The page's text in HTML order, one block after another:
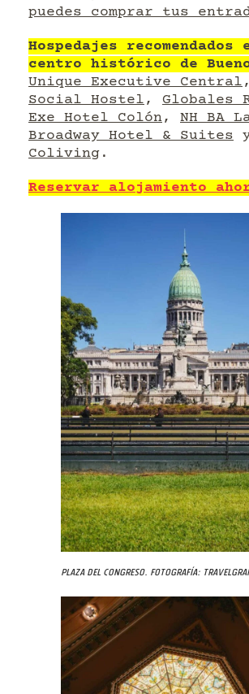
puedes comprar tus
Hospedajes recomendados
centro histórico de
Unique Executive Central
Social Hostel, Globales
Exe Hotel Colón, NH BA
Broadway Hotel & Suites
Coliving .
Reservar alojamiento
Plaza del Congreso. Fotografía: